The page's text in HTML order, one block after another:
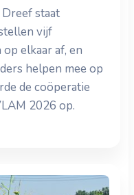
staat
vijf
elkaar af, en
helpen mee op
de coöperatie
2026 op.